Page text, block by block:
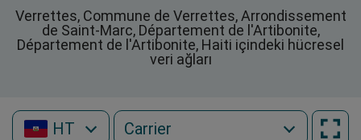
Verrettes, Commune de Verrettes, Arrondissement
de Saint-Marc, Département de l'Artibonite,
Département de l'Artibonite, Haiti içindeki hücresel
veri ağları
HT